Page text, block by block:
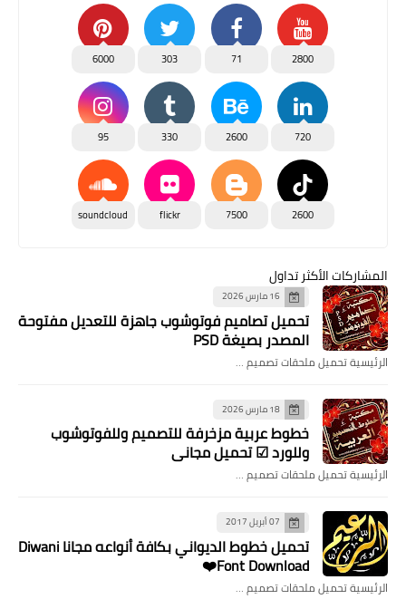
22
23
24
26
27
28
29
30
31
33
34
35
2800
71
303
6000
720
2600
330
95
2600
7500
flickr
soundcloud
المشاركات الأكثر تداول
16 مارس 2026
تحميل تصاميم فوتوشوب جاهزة للتعديل مفتوحة
المصدر بصيغة PSD
الرئيسية تحميل ملحقات تصميم …
18 مارس 2026
خطوط عربية مزخرفة للتصميم وللفوتوشوب
وللورد ☑ تحميل مجاني
الرئيسية تحميل ملحقات تصميم …
07 أبريل 2017
تحميل خطوط الديواني بكافة أنواعه مجانا Diwani
Font Download❤️
الرئيسية تحميل ملحقات تصميم …